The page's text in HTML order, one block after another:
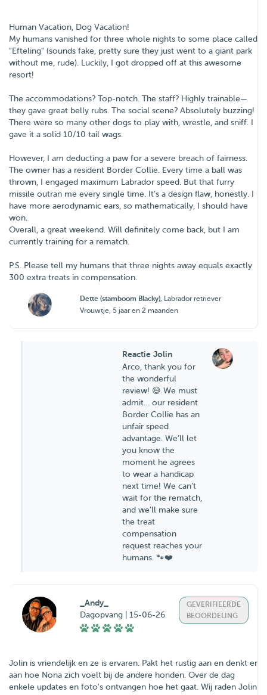
Human Vacation, Dog Vacation!
My humans vanished for three whole nights to some place called
"Efteling" (sounds fake, pretty sure they just went to a giant park
without me, rude). Luckily, I got dropped off at this awesome
resort!
The accommodations? Top-notch. The staff? Highly trainable—
they gave great belly rubs. The social scene? Absolutely buzzing!
There were so many other dogs to play with, wrestle, and sniff. I
gave it a solid 10/10 tail wags.
However, I am deducting a paw for a severe breach of fairness.
The owner has a resident Border Collie. Every time a ball was
thrown, I engaged maximum Labrador speed. But that furry
missile outran me every single time. It’s a design flaw, honestly. I
have more aerodynamic ears, so mathematically, I should have
won.
Overall, a great weekend. Will definitely come back, but I am
currently training for a rematch.
P.S. Please tell my humans that three nights away equals exactly
300 extra treats in compensation.
Dette (stamboom Blacky), Labrador retriever
Vrouwtje, 5 jaar en 2 maanden
Reactie Jolin
Arco, thank you for
the wonderful
review! 😄 We must
admit… our resident
Border Collie has an
unfair speed
advantage. We’ll let
you know the
moment he agrees
to wear a handicap
next time! We can’t
wait for the rematch,
and we’ll make sure
the treat
compensation
request reaches your
humans. 🐾❤️
_Andy_
Dagopvang | 15-06-26
GEVERIFIEERDE
BEOORDELING
Jolin is vriendelijk en ze is ervaren. Pakt het rustig aan en denkt er
aan hoe Nona zich voelt bij de andere honden. Over de dag
enkele updates en foto's ontvangen hoe het gaat. Wij raden Jolin